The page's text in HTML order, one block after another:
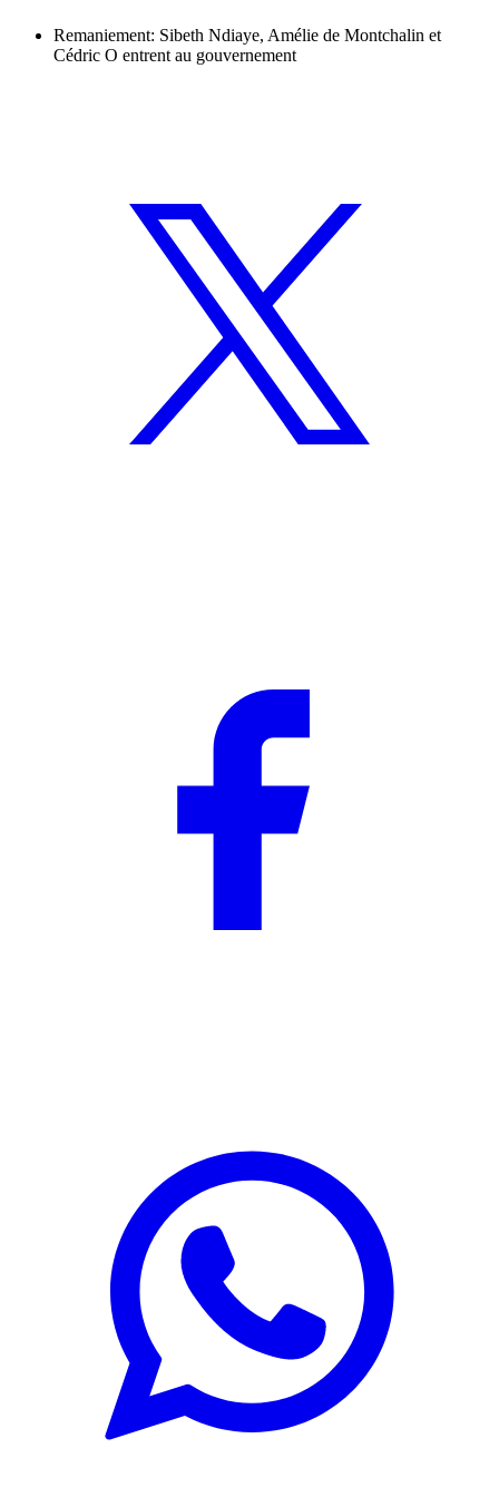
Remaniement: Sibeth Ndiaye, Amélie de Montchalin et
Cédric O entrent au gouvernement